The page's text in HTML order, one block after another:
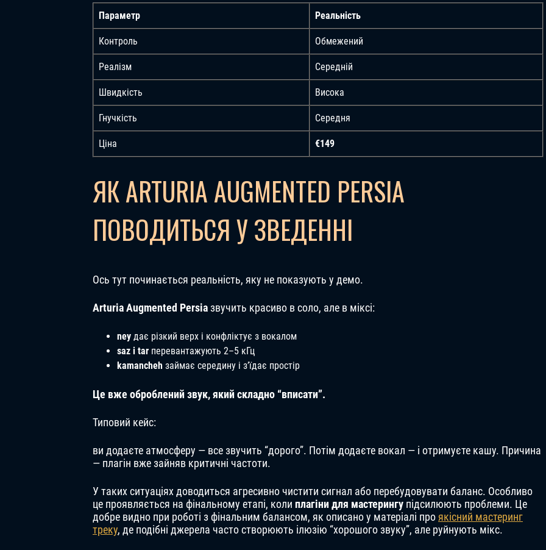
Параметр Реальність
Контроль Обмежений
Реалізм Середній
Швидкість Висока
Гнучкість Середня
Ціна €149
ЯК ARTURIA AUGMENTED PERSIA
ПОВОДИТЬСЯ У ЗВЕДЕННІ
Ось тут починається реальність, яку не показують у демо.
Arturia Augmented Persiaзвучить красиво в соло, але в міксі:
ney дає різкий верх і конфліктує з вокалом
saz і tar перевантажують 2–5 кГц
kamancheh займає середину і з’їдає простір
Це вже оброблений звук, який складно “вписати”.
Типовий кейс:
ви додаєте атмосферу — все звучить “дорого”. Потім додаєте вокал — і отримуєте кашу. Причина
— плагін вже зайняв критичні частоти.
У таких ситуаціях доводиться агресивно чистити сигнал або перебудовувати баланс. Особливо
це проявляється на фінальному етапі, коли плагіни для мастерингу підсилюють проблеми. Це
добре видно при роботі з фінальним балансом, як описано у матеріалі про якісний мастеринг
треку, де подібні джерела часто створюють ілюзію “хорошого звуку”, але руйнують мікс.